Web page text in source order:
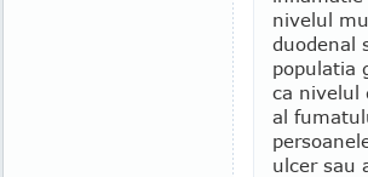
nivelul
duodenal
populatia
ca nivelul
al
ulcer sau